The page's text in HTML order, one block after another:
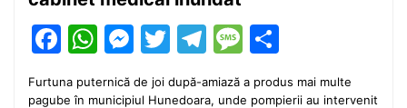
Facebook
WhatsApp
Messenger
Twitter
Telegram
Message
Furtuna puternică de joi după-amiază a produs mai multe
pagube în municipiul Hunedoara, unde pompierii au intervenit